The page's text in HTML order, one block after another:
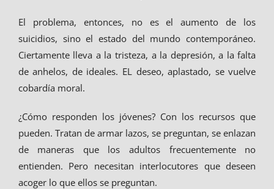
El problema, entonces, no es el aumento de los
suicidios, sino el estado del mundo contemporáneo.
Ciertamente lleva a la tristeza, a la depresión, a la falta
de anhelos, de ideales. EL deseo, aplastado, se vuelve
cobardía moral.
¿Cómo responden los jóvenes? Con los recursos que
pueden. Tratan de armar lazos, se preguntan, se enlazan
de maneras que los adultos frecuentemente no
entienden. Pero necesitan interlocutores que deseen
acoger lo que ellos se preguntan.